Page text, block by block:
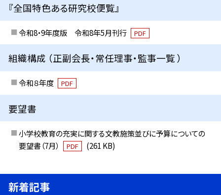
『全国特色ある研究校便覧』
令和8・9年度版 令和8年5月刊行 PDF
組織構成 （正副会長・常任理事・監事一覧 ）
令和８年度 PDF
要望書
小学校教育の充実に関する文教施策並びに予算についての
要望書（7月）
PDF (261 KB)
新着記事